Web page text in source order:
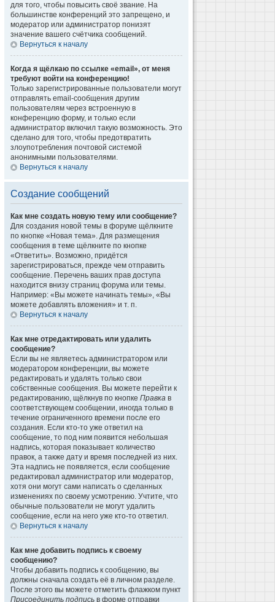
для того, чтобы повысить своё звание. На
большинстве конференций это запрещено, и
модератор или администратор понизят
значение вашего счётчика сообщений.
Вернуться к началу
Когда я щёлкаю по ссылке «email», от меня
требуют войти на конференцию!
Только зарегистрированные пользователи могут
отправлять email-сообщения другим
пользователям через встроенную в
конференцию форму, и только если
администратор включил такую возможность. Это
сделано для того, чтобы предотвратить
злоупотребления почтовой системой
анонимными пользователями.
Вернуться к началу
Создание сообщений
Как мне создать новую тему или сообщение?
Для создания новой темы в форуме щёлкните
по кнопке «Новая тема». Для размещения
сообщения в теме щёлкните по кнопке
«Ответить». Возможно, придётся
зарегистрироваться, прежде чем отправить
сообщение. Перечень ваших прав доступа
находится внизу страниц форума или темы.
Например: «Вы можете начинать темы», «Вы
можете добавлять вложения» и т. п.
Вернуться к началу
Как мне отредактировать или удалить
сообщение?
Если вы не являетесь администратором или
модератором конференции, вы можете
редактировать и удалять только свои
собственные сообщения. Вы можете перейти к
редактированию, щёлкнув по кнопке Правка в
соответствующем сообщении, иногда только в
течение ограниченного времени после его
создания. Если кто-то уже ответил на
сообщение, то под ним появится небольшая
надпись, которая показывает количество
правок, а также дату и время последней из них.
Эта надпись не появляется, если сообщение
редактировал администратор или модератор,
хотя они могут сами написать о сделанных
изменениях по своему усмотрению. Учтите, что
обычные пользователи не могут удалить
сообщение, если на него уже кто-то ответил.
Вернуться к началу
Как мне добавить подпись к своему
сообщению?
Чтобы добавить подпись к сообщению, вы
должны сначала создать её в личном разделе.
После этого вы можете отметить флажком пункт
Присоединить подпись в форме отправки